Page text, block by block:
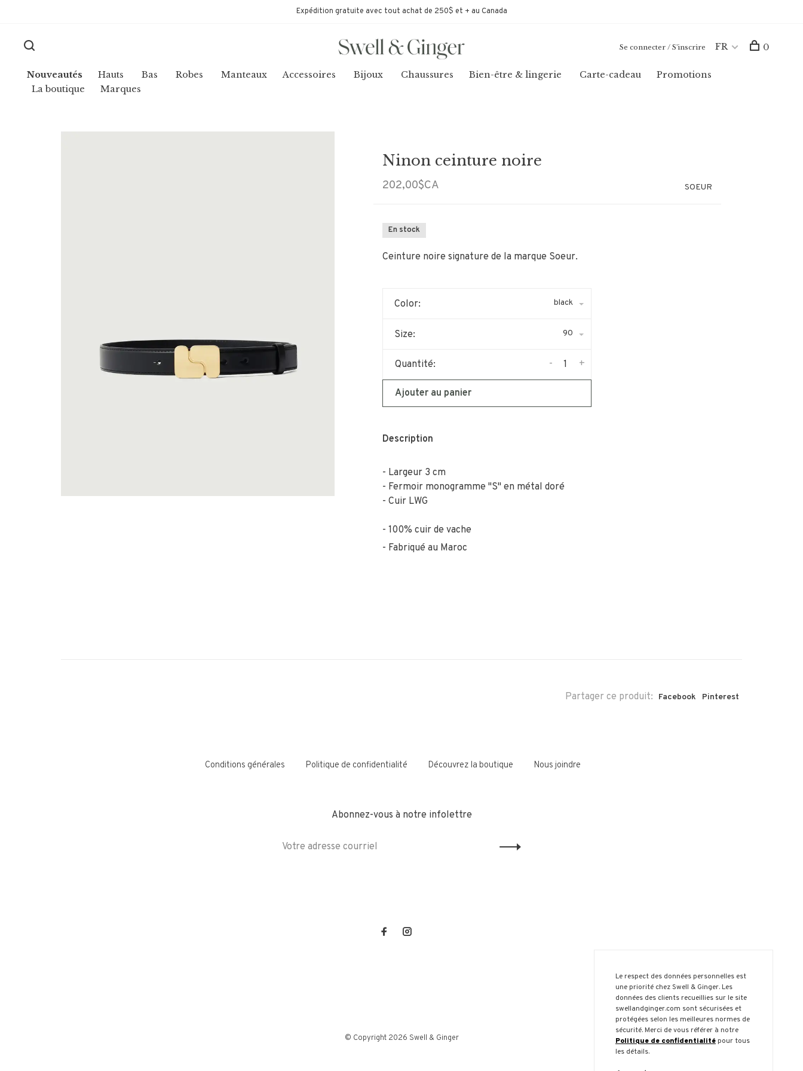
Expédition gratuite avec tout achat de 250$ et + au Canada
Nouveautés Hauts Bas Robes Manteaux Accessoires Bijoux Chaussures Bien-être & lingerie Carte-cadeau
Promotions
La boutique
Marques
Se connecter / S'inscrire FR 0
Ninon ceinture noire
202,00$CA SOEUR
En stock
Ceinture noire signature de la marque Soeur.
Color: black
Size: 90
Quantité: +
-
Ajouter au panier
Description
- Largeur 3 cm
- Fermoir monogramme "S" en métal doré
- Cuir LWG
100% cuir de vache
Fabriqué au Maroc
Partager ce produit: Facebook Pinterest
Conditions générales Politique de confidentialité Découvrez la boutique Nous joindre
Abonnez-vous à notre infolettre
© Copyright 2026 Swell & Ginger
Le respect des données personnelles est
une priorité chez Swell & Ginger. Les
données des clients recueillies sur le site
swellandginger.com sont sécurisées et
protégées selon les meilleures normes de
sécurité. Merci de vous référer à notre
Politique de confidentialitépour tous
les détails.